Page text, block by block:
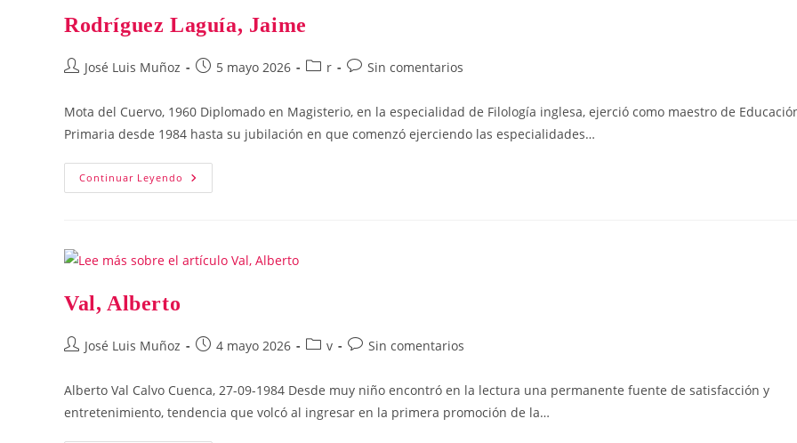
Rodríguez Laguía, Jaime
Autor
la
José Luis Muñoz
Publicación
la
entrada:
5 mayo 2026
Categoría
la
entrada:
r
Comentarios
entrada:
Sin comentarios
Mota del Cuervo, 1960 Diplomado en Magisterio, en la especialidad de Filología inglesa, ejerció como maestro de
Primaria desde 1984 hasta su jubilación en que comenzó ejerciendo las especialidades…
Continuar Leyendo Rodríguez
Laguía,
Val, Alberto
Autor
la
entrada:
José Luis Muñoz
Publicación
entrada:
4 mayo 2026
Categoría
entrada:
v
Comentarios
entrada:
Sin comentarios
Alberto Val Calvo Cuenca, 27-09-1984 Desde muy niño encontró en la lectura una permanente fuente de satisfacción y
entretenimiento, tendencia que volcó al ingresar en la primera promoción de la…